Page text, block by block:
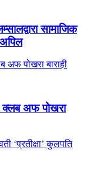
सामाजिक
क्लब अफ पोखरा